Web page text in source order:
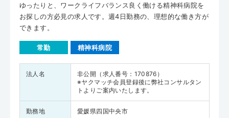
ゆったりと、ワークライフバランス良く働ける精神科病院を
お探しの方必見の求人です。週4日勤務の、理想的な働き方が
できます。
常勤 精神科病院
法人名
非公開（求人番号：170876）
※ヤクマッチ会員登録後に弊社コンサルタン
トよりご案内いたします。
勤務地 愛媛県四国中央市